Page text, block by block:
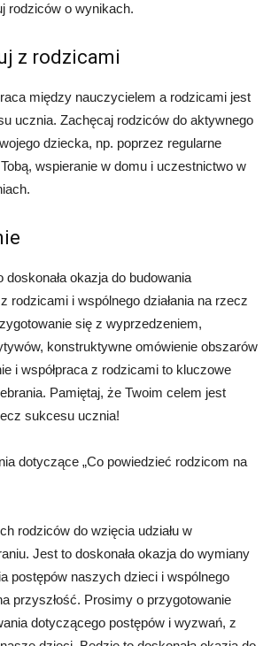
rodziców o wynikach.
z rodzicami
między nauczycielem a rodzicami jest
ucznia. Zachęcaj rodziców do aktywnego
dziecka, np. poprzez regularne
wspieranie w domu i uczestnictwo w
doskonała okazja do budowania
rodzicami i wspólnego działania na rzecz
się z wyprzedzeniem,
konstruktywne omówienie obszarów
i współpraca z rodzicami to kluczowe
Pamiętaj, że Twoim celem jest
sukcesu ucznia!
dotyczące „Co powiedzieć rodzicom na
rodziców do wzięcia udziału w
Jest to doskonała okazja do wymiany
postępów naszych dzieci i wspólnego
przyszłość. Prosimy o przygotowanie
dotyczącego postępów i wyzwań, z